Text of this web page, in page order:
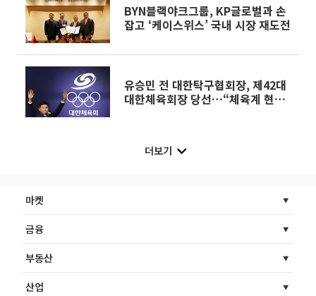
BYN블랙야크그룹, KP글로벌과 손
잡고 ‘케이스위스’ 국내 시장 재도전
유승민 전 대한탁구협회장, 제42대
대한체육회장 당선…“체육계 현안
더보기
마켓
금융
부동산
산업